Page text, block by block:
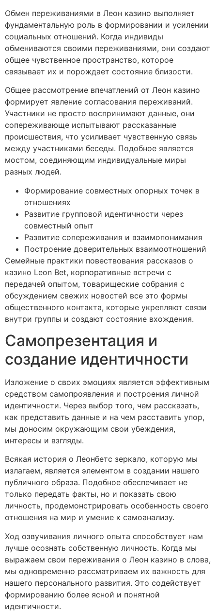
Обмен переживаниями в Леон казино выполняет
фундаментальную роль в формировании и усилении
социальных отношений. Когда индивиды
обмениваются своими переживаниями, они создают
общее чувственное пространство, которое
связывает их и порождает состояние близости.
Общее рассмотрение впечатлений от Леон казино
формирует явление согласования переживаний.
Участники не просто воспринимают данные, они
сопереживающе испытывают рассказанные
происшествия, что усиливает чувственную связь
между участниками беседы. Подобное является
мостом, соединяющим индивидуальные миры
разных людей.
Формирование совместных опорных точек в
отношениях
Развитие групповой идентичности через
совместный опыт
Развитие сопереживания и взаимопонимания
Построение доверительных взаимоотношений
Семейные практики повествования рассказов о
казино Leon Bet, корпоративные встречи с
передачей опытом, товарищеские собрания с
обсуждением свежих новостей все это формы
общественного контакта, которые укрепляют связи
внутри группы и создают состояние вхождения.
Самопрезентация и
создание идентичности
Изложение о своих эмоциях является эффективным
средством самопроявления и построения личной
идентичности. Через выбор того, чем рассказать,
как представить данные и на чем расставить упор,
мы доносим окружающим свои убеждения,
интересы и взгляды.
Всякая история о Леонбетс зеркало, которую мы
излагаем, является элементом в создании нашего
публичного образа. Подобное обеспечивает не
только передать факты, но и показать свою
личность, продемонстрировать особенность своего
отношения на мир и умение к самоанализу.
Ход озвучивания личного опыта способствует нам
лучше осознать собственную личность. Когда мы
выражаем свои переживания о Леон казино в слова,
мы одновременно рассматриваем их важность для
нашего персонального развития. Это содействует
формированию более ясной и понятной
идентичности.